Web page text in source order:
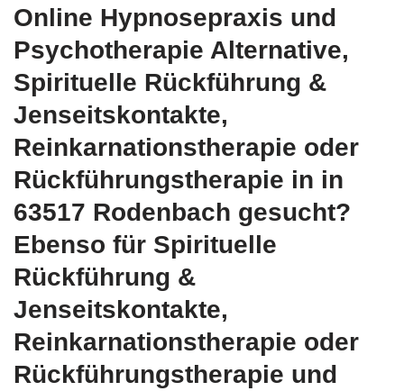
Online Hypnosepraxis und
Psychotherapie Alternative,
Spirituelle Rückführung &
Jenseitskontakte,
Reinkarnationstherapie oder
Rückführungstherapie in in
63517 Rodenbach gesucht?
Ebenso für Spirituelle
Rückführung &
Jenseitskontakte,
Reinkarnationstherapie oder
Rückführungstherapie und